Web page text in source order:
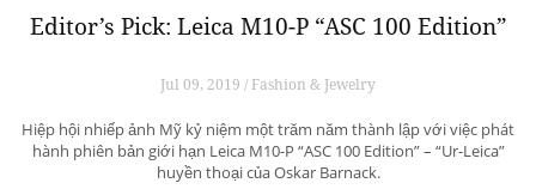
Editor’s Pick: Leica M10-P “ASC 100 Edition”
Jul 09, 2019 / Fashion & Jewelry
Hiệp hội nhiếp ảnh Mỹ kỷ niệm một trăm năm thành lập với việc phát
hành phiên bản giới hạn Leica M10-P “ASC 100 Edition” – “Ur-Leica”
huyền thoại của Oskar Barnack.